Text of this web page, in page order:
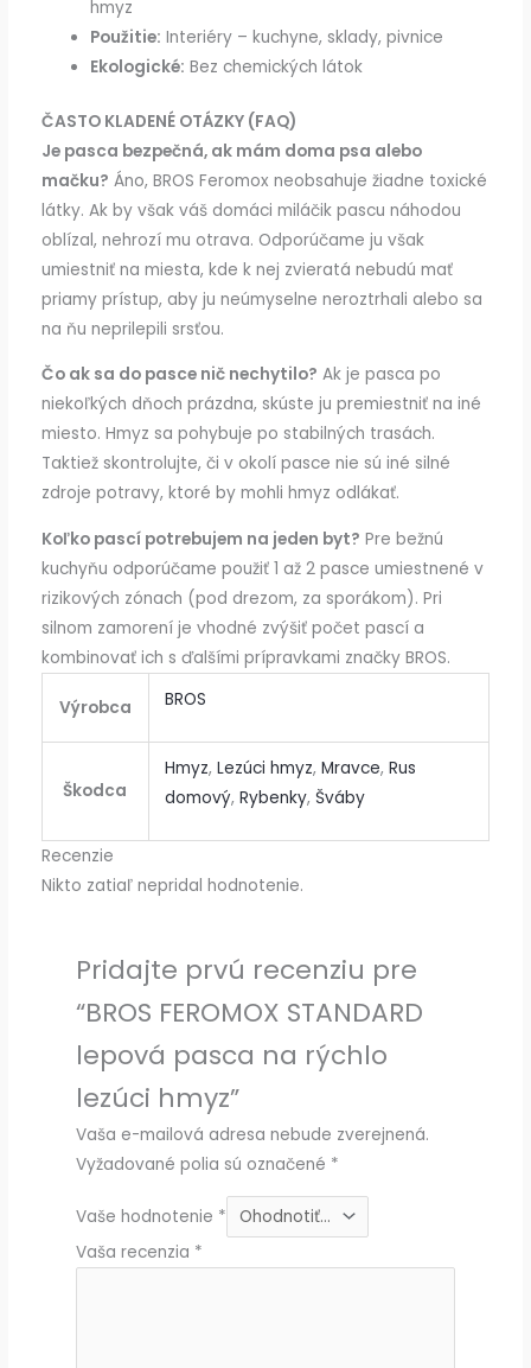
hmyz
Použitie: Interiéry – kuchyne, sklady, pivnice
Ekologické: Bez chemických látok
ČASTO KLADENÉ OTÁZKY (FAQ)
Je pasca bezpečná, ak mám doma psa alebo
mačku? Áno, BROS Feromox neobsahuje žiadne toxické
látky. Ak by však váš domáci miláčik pascu náhodou
oblízal, nehrozí mu otrava. Odporúčame ju však
umiestniť na miesta, kde k nej zvieratá nebudú mať
priamy prístup, aby ju neúmyselne neroztrhali alebo sa
na ňu neprilepili srsťou.
Čo ak sa do pasce nič nechytilo? Ak je pasca po
niekoľkých dňoch prázdna, skúste ju premiestniť na iné
miesto. Hmyz sa pohybuje po stabilných trasách.
Taktiež skontrolujte, či v okolí pasce nie sú iné silné
zdroje potravy, ktoré by mohli hmyz odlákať.
Koľko pascí potrebujem na jeden byt? Pre bežnú
kuchyňu odporúčame použiť 1 až 2 pasce umiestnené v
rizikových zónach (pod drezom, za sporákom). Pri
silnom zamorení je vhodné zvýšiť počet pascí a
kombinovať ich s ďalšími prípravkami značky BROS.
Výrobca BROS
Škodca
Hmyz,Lezúci hmyz,Mravce,Rus
domový,Rybenky, Šváby
Recenzie
Nikto zatiaľ nepridal hodnotenie.
Pridajte prvú recenziu pre
“BROS FEROMOX STANDARD
lepová pasca na rýchlo
lezúci hmyz”
Vaša e-mailová adresa nebude zverejnená.
Vyžadované polia sú označené *
Vaše hodnotenie *
Vaša recenzia *